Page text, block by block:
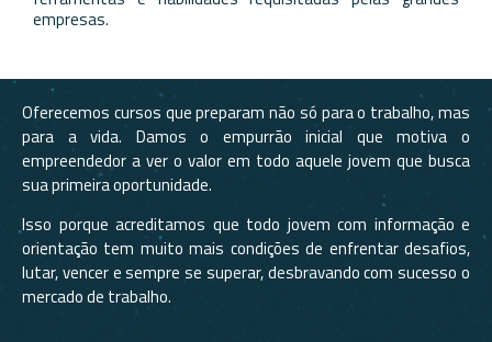
empresas.
Oferecemos cursos que preparam não só para o trabalho, mas
para a vida. Damos o empurrão inicial que motiva o
empreendedor a ver o valor em todo aquele jovem que busca
sua primeira oportunidade.
Isso porque acreditamos que todo jovem com informação e
orientação tem muito mais condições de enfrentar desafios,
lutar, vencer e sempre se superar, desbravando com sucesso o
mercado de trabalho.